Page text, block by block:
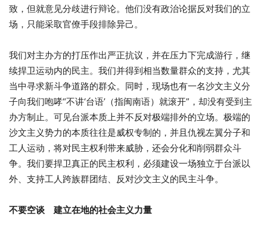
致，但就意见分歧进行辩论。他们没有政治论据反对我们的立
场，只能采取官僚手段排除异己。
我们对主办方的打压作出严正抗议，并在压力下完成游行，继
续捍卫运动内的民主。我们并得到相当数量群众的支持，尤其
当中寻求新斗争道路的群众。同时，现场也有一名沙文主义分
子向我们咆哮“不讲‘台语’（指闽南语）就滚开”，却没有受到主
办方制止。可见台派本质上并不反对极端排外的立场。极端的
沙文主义势力的本质往往是威权专制的，并且仇视左翼分子和
工人运动，将对民主权利带来威胁，还会分化和削弱群众斗
争。我们要捍卫真正的民主权利，必须建设一场独立于台派以
外、支持工人跨族群团结、反对沙文主义的民主斗争。
不要空谈 建立在地的社会主义力量